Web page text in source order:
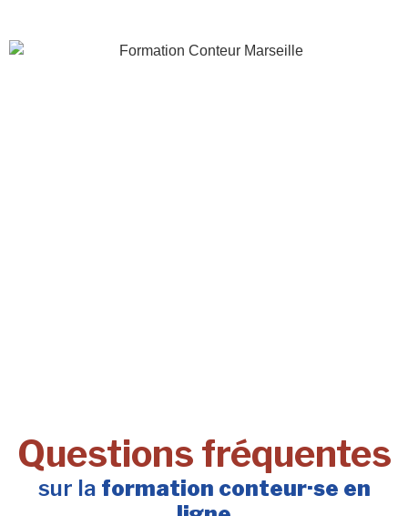
Questions fréquentes
sur la formation conteur·se en